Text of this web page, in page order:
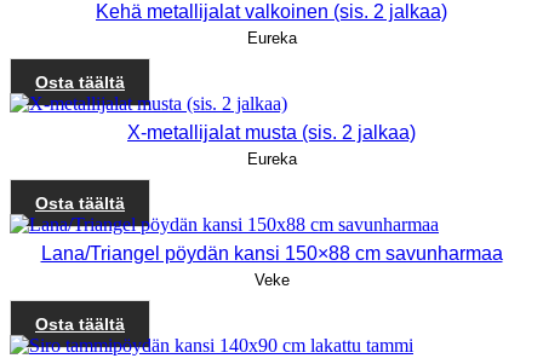
Kehä metallijalat valkoinen (sis. 2 jalkaa)
Eureka
Osta täältä
X-metallijalat musta (sis. 2 jalkaa)
Eureka
Osta täältä
Lana/Triangel pöydän kansi 150×88 cm savunharmaa
Veke
Osta täältä